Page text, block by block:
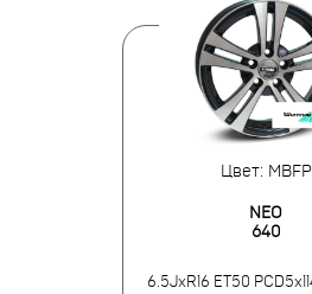
Цвет: MBFP
NEO
640
6.5JxR16 ET50